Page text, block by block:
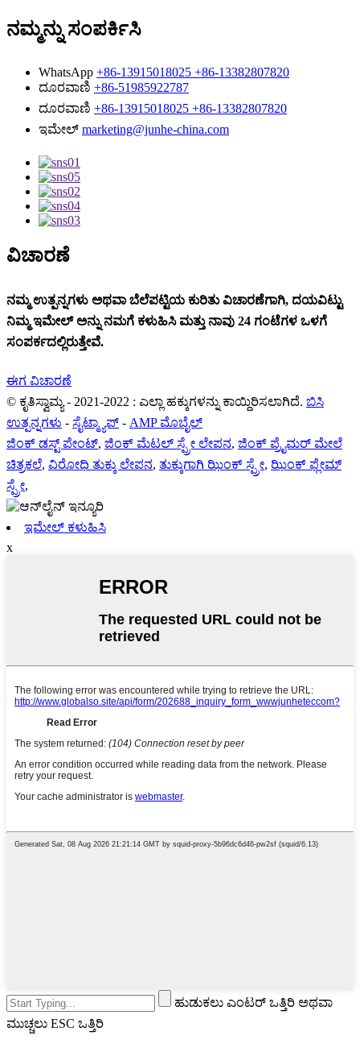
ನಮ್ಮನ್ನು ಸಂಪರ್ಕಿಸಿ
WhatsApp +86-13915018025 +86-13382807820
ದೂರವಾಣಿ +86-51985922787
ದೂರವಾಣಿ +86-13915018025 +86-13382807820
ಇಮೇಲ್ marketing@junhe-china.com
ವಿಚಾರಣೆ
ನಮ್ಮ ಉತ್ಪನ್ನಗಳು ಅಥವಾ ಬೆಲೆಪಟ್ಟಿಯ ಕುರಿತು ವಿಚಾರಣೆಗಾಗಿ, ದಯವಿಟ್ಟು
ನಿಮ್ಮ ಇಮೇಲ್ ಅನ್ನು ನಮಗೆ ಕಳುಹಿಸಿ ಮತ್ತು ನಾವು 24 ಗಂಟೆಗಳ ಒಳಗೆ
ಸಂಪರ್ಕದಲ್ಲಿರುತ್ತೇವೆ.
ಈಗ ವಿಚಾರಣೆ
© ಕೃತಿಸ್ವಾಮ್ಯ - 2021-2022 : ಎಲ್ಲಾ ಹಕ್ಕುಗಳನ್ನು ಕಾಯ್ದಿರಿಸಲಾಗಿದೆ. ಬಿಸಿ
ಉತ್ಪನ್ನಗಳು - ಸೈಟ್ಮ್ಯಾಪ್ - AMP ಮೊಬೈಲ್
ಜಿಂಕ್ ಡಸ್ಟ್ ಪೇಂಟ್, ಜಿಂಕ್ ಮೆಟಲ್ ಸ್ಪ್ರೇ ಲೇಪನ, ಜಿಂಕ್ ಪ್ರೈಮರ್ ಮೇಲೆ
ಚಿತ್ರಕಲೆ, ವಿರೋಧಿ ತುಕ್ಕು ಲೇಪನ, ತುಕ್ಕುಗಾಗಿ ಝಿಂಕ್ ಸ್ಪ್ರೇ, ಝಿಂಕ್ ಫ್ಲೇಮ್
ಸ್ಪ್ರೇ,
ಇಮೇಲ್ ಕಳುಹಿಸಿ
x
ಹುಡುಕಲು ಎಂಟರ್ ಒತ್ತಿರಿ ಅಥವಾ
ಮುಚ್ಚಲು ESC ಒತ್ತಿರಿ